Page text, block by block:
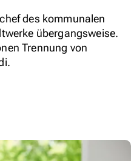
des kommunalen
übergangsweise.
Trennung von